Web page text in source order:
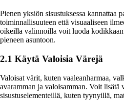
Pienen yksiön sisustuksessa kannattaa
toiminnallisuuteen että visuaaliseen
oikeilla valinnoilla voit luoda
pieneen asuntoon.
2.1 Käytä Valoisia Värejä
Valoisat värit, kuten vaaleanharmaa,
avaramman ja valoisamman. Voit lisätä
sisustuselementeillä, kuten tyynyillä,